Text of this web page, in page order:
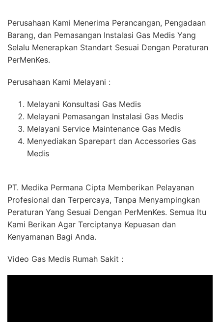
Perusahaan Kami Menerima Perancangan, Pengadaan
Barang, dan Pemasangan Instalasi Gas Medis Yang
Selalu Menerapkan Standart Sesuai Dengan Peraturan
PerMenKes.
Perusahaan Kami Melayani :
Melayani Konsultasi Gas Medis
Melayani Pemasangan Instalasi Gas Medis
Melayani Service Maintenance Gas Medis
Menyediakan Sparepart dan Accessories Gas
Medis
PT. Medika Permana Cipta Memberikan Pelayanan
Profesional dan Terpercaya, Tanpa Menyampingkan
Peraturan Yang Sesuai Dengan PerMenKes. Semua Itu
Kami Berikan Agar Terciptanya Kepuasan dan
Kenyamanan Bagi Anda.
Video Gas Medis Rumah Sakit :